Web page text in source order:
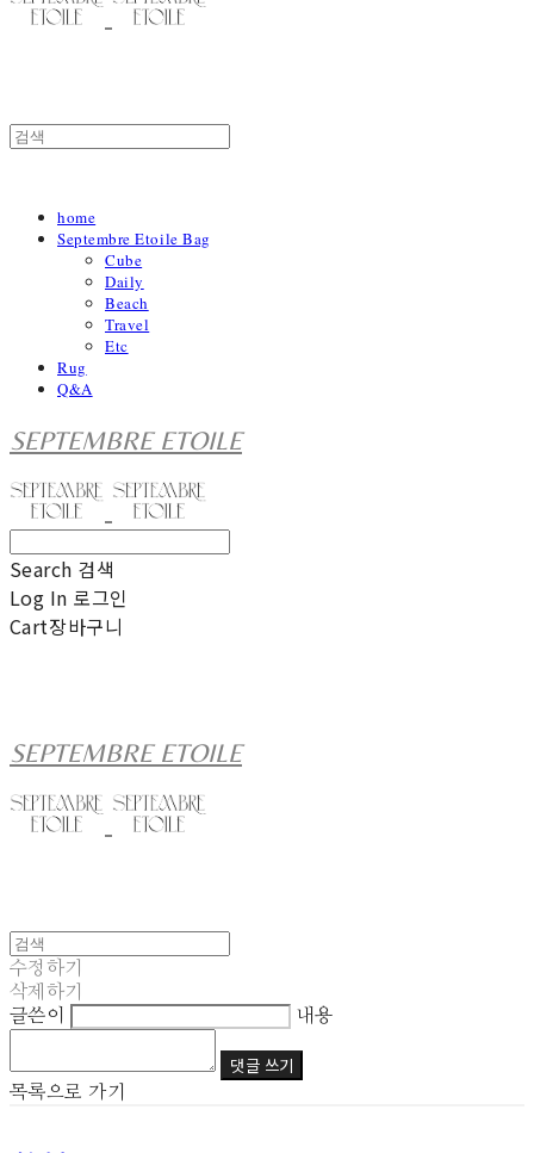
home
Septembre Etoile Bag
Cube
Daily
Beach
Travel
Etc
Rug
Q&A
SEPTEMBRE ETOILE
Search 검색
Log In 로그인
Cart장바구니
SEPTEMBRE ETOILE
수정하기
삭제하기
글쓴이
내용
댓글 쓰기
목록으로 가기